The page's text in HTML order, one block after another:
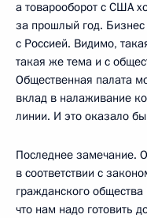
а товарооборот с США
за прошлый год. Бизнес
с Россией. Видимо,
такая же тема и с
Общественная палата
вклад в налаживание
линии. И это оказало
Последнее замечание.
в соответствии с
гражданского
что нам надо готовить